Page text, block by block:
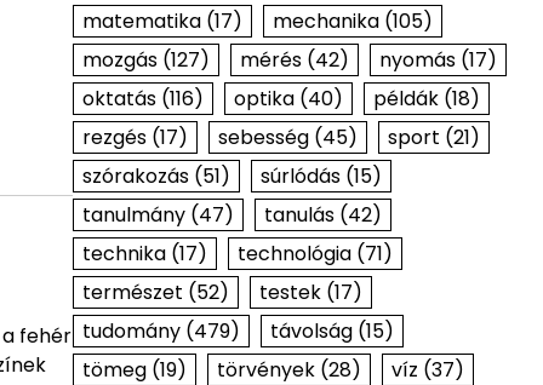
fehér
matematika(17) mechanika(105)
mozgás(127) mérés(42) nyomás(17)
oktatás(116) optika(40) példák(18)
rezgés(17) sebesség(45) sport (21)
szórakozás(51) súrlódás(15)
tanulmány(47) tanulás(42)
technika(17) technológia(71)
természet (52) testek(17)
tudomány(479) távolság(15)
tömeg(19) törvények(28) víz (37)